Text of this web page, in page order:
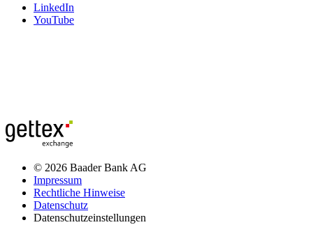
LinkedIn
YouTube
© 2026 Baader Bank AG
Impressum
Rechtliche Hinweise
Datenschutz
Datenschutzeinstellungen